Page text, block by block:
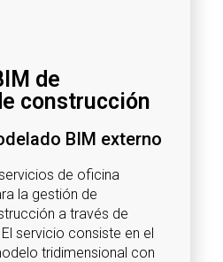
de
construcción
BIM externo
de oficina
la gestión de
a través de
servicio consiste en el
tridimensional con